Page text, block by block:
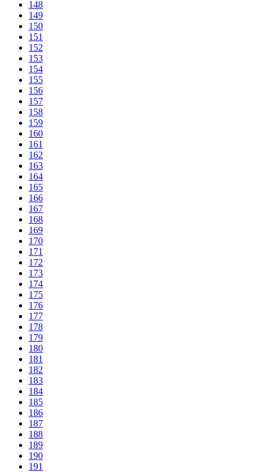
148
149
150
151
152
153
154
155
156
157
158
159
160
161
162
163
164
165
166
167
168
169
170
171
172
173
174
175
176
177
178
179
180
181
182
183
184
185
186
187
188
189
190
191